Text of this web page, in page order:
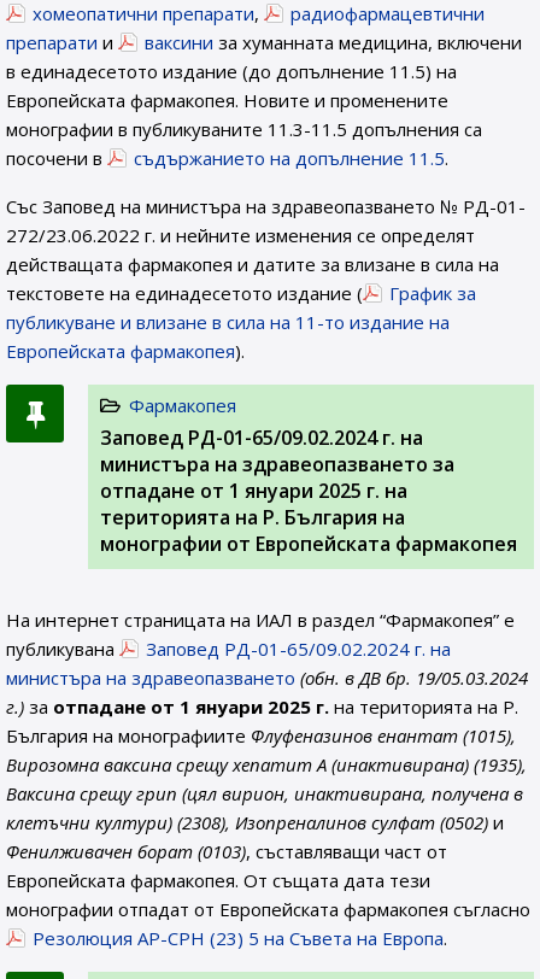
хомеопатични препарати,
радиофармацевтични
препарати и ваксини за хуманната медицина, включени
в единадесетото издание (до допълнение 11.5) на
Европейската фармакопея. Новите и променените
монографии в публикуваните 11.3-11.5 допълнения са
посочени в
съдържанието на допълнение 11.5.
Със Заповед на министъра на здравеопазването № РД-01-
272/23.06.2022 г. и нейните изменения се определят
действащата фармакопея и датите за влизане в сила на
текстовете на единадесетото издание (
График за
публикуване и влизане в сила на 11-то издание на
Европейската фармакопея).
Фармакопея
Заповед РД-01-65/09.02.2024 г. на
министъра на здравеопазването за
отпадане от 1 януари 2025 г. на
територията на Р. България на
монографии от Европейската фармакопея
На интернет страницата на ИАЛ в раздел “Фармакопея” е
публикувана
Заповед РД-01-65/09.02.2024 г. на
министъра на здравеопазването (обн. в ДВ бр. 19/05.03.2024
г.) за отпадане от 1 януари 2025 г. на територията на Р.
България на монографиите Флуфеназинов енантат (1015),
Вирозомна ваксина срещу хепатит А (инактивирана) (1935),
Ваксина срещу грип (цял вирион, инактивирана, получена в
клетъчни култури) (2308), Изопреналинов сулфат (0502) и
Фенилживачен борат (0103), съставляващи част от
Европейската фармакопея. От същата дата тези
монографии отпадат от Европейската фармакопея съгласно
Резолюция AP-CPH (23) 5 на Съвета на Европа.